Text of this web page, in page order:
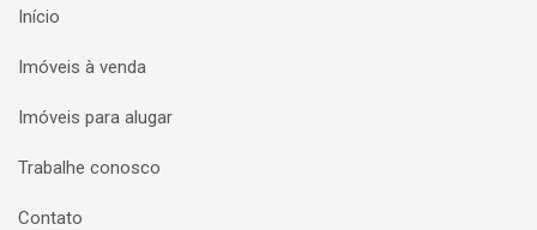
Início
Imóveis à venda
Imóveis para alugar
Trabalhe conosco
Contato